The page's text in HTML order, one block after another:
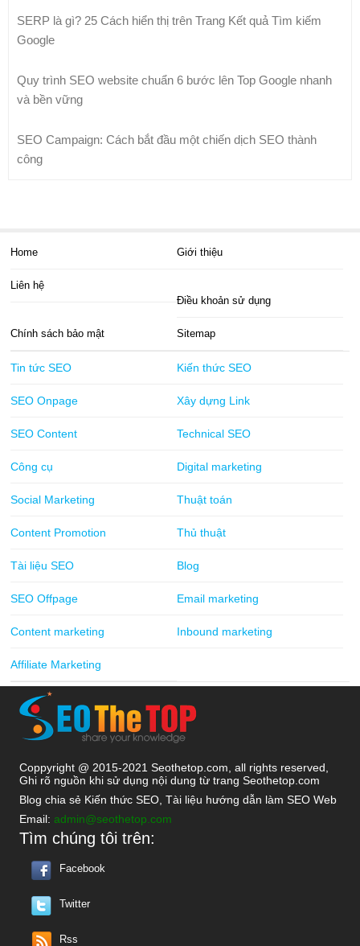
SERP là gì? 25 Cách hiển thị trên Trang Kết quả Tìm kiếm
Google
Quy trình SEO website chuẩn 6 bước lên Top Google nhanh
và bền vững
SEO Campaign: Cách bắt đầu một chiến dịch SEO thành
công
Home Giới thiệu
Liên hệ
Điều khoản sử dụng
Chính sách bảo mật Sitemap
Tin tức SEO Kiến thức SEO
SEO Onpage Xây dựng Link
SEO Content Technical SEO
Công cụ Digital marketing
Social Marketing Thuật toán
Content Promotion Thủ thuật
Tài liệu SEO Blog
SEO Offpage Email marketing
Content marketing Inbound marketing
Affiliate Marketing
Coppyright @ 2015-2021 Seothetop.com, all rights reserved,
Ghi rõ nguồn khi sử dụng nội dung từ trang Seothetop.com
Blog chia sẻ Kiến thức SEO, Tài liệu hướng dẫn làm SEO Web
Email: admin@seothetop.com
Tìm chúng tôi trên:
Facebook
Twitter
Rss